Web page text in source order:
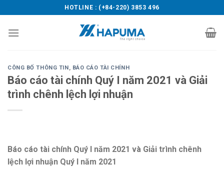
to
content
HOTLINE : (+84-220) 3853 496
CÔNG BỐ THÔNG TIN, BÁO CÁO TÀI CHÍNH
Báo cáo tài chính Quý I năm 2021 và Giải
trình chênh lệch lợi nhuận
Báo cáo tài chính Quý I năm 2021 và Giải trình chênh
lệch lợi nhuận Quý I năm 2021